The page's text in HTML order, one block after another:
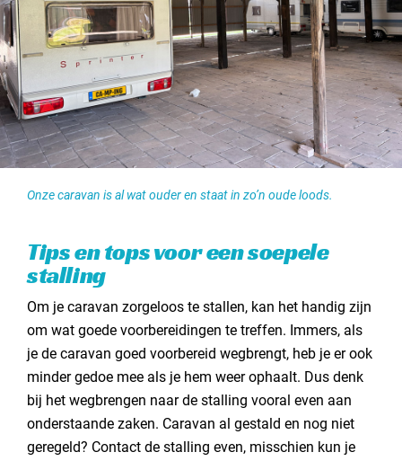
Onze caravan is al wat ouder en staat in zo’n oude loods.
Tips en tops voor een soepele
stalling
Om je caravan zorgeloos te stallen, kan het handig zijn
om wat goede voorbereidingen te treffen. Immers, als
je de caravan goed voorbereid wegbrengt, heb je er ook
minder gedoe mee als je hem weer ophaalt. Dus denk
bij het wegbrengen naar de stalling vooral even aan
onderstaande zaken. Caravan al gestald en nog niet
geregeld? Contact de stalling even, misschien kun je